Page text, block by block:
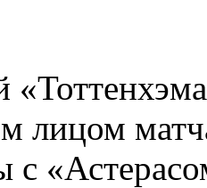
лицом
с